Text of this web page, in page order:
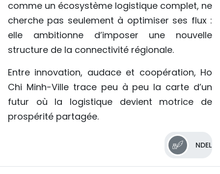
comme un écosystème logistique complet, ne
cherche pas seulement à optimiser ses flux :
elle ambitionne d’imposer une nouvelle
structure de la connectivité régionale.
Entre innovation, audace et coopération, Ho
Chi Minh-Ville trace peu à peu la carte d’un
futur où la logistique devient motrice de
prospérité partagée.
NDEL